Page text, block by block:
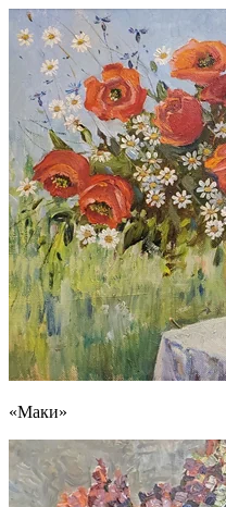
«Маки»